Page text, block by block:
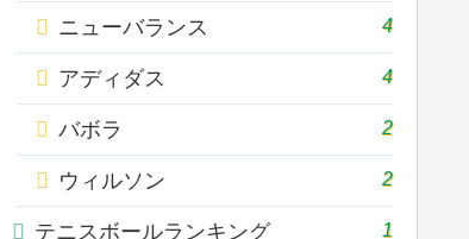
ニューバランス 4
アディダス 4
バボラ 2
ウィルソン 2
テニスボールランキング 1